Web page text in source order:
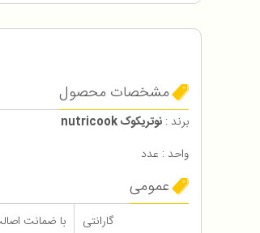
مشخصات محصول
برند : نوتریکوک nutricook
واحد : عدد
عمومی
گارانتی
با ضمانت اصالت و